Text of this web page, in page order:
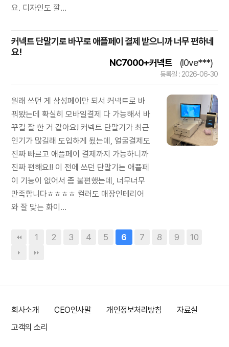
요. 디자인도 깔...
커넥트 단말기로 바꾸로 애플페이 결제 받으니까 너무 편하네
요!
NC7000+커넥트
(l0ve***)
등록일 : 2026-06-30
원래 쓰던 게 삼성페이만 되서 커넥트로 바
꿔봤는데 확실히 모바일결제 다 가능해서 바
꾸길 잘 한 거 같아요! 커넥트 단말기가 최근
인기가 많길래 도입하게 됬는데, 얼굴결제도
진짜 빠르고 애플페이 결제까지 가능하니까
진짜 편해요!! 이 전에 쓰던 단말기는 애플페
이 기능이 없어서 좀 불편했는데, 너무너무
만족합니다ㅎㅎㅎㅎ 컬러도 매장인테리어
와 잘 맞는 화이...
1 2 3 4 5 6 7 8 9 10
회사소개 CEO인사말 개인정보처리방침
자료실
고객의 소리